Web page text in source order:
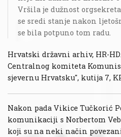
Vršila je dužnost
se sredi stanje nakon
se bila potpuno tom radu.
Hrvatski državni arhiv, HR-
Centralnog komiteta
sjevernu Hrvatsku", kutija 7,
Nakon pada Vikice Tučkorić
komunikaciji s Norbertom
koji su na neki način